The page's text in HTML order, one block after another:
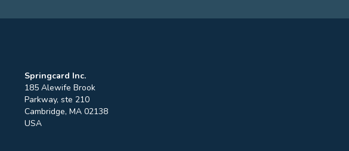
Springcard Inc.
185 Alewife Brook
Parkway, ste 210
Cambridge, MA 02138
USA